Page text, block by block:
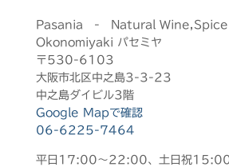
Pasania - Natural
Okonomiyaki パセミヤ
〒530-6103
大阪市北区中之島3-3-23
中之島ダイビル3階
Google Mapで確認
06-6225-7464
平日17:00～22:00、土日祝